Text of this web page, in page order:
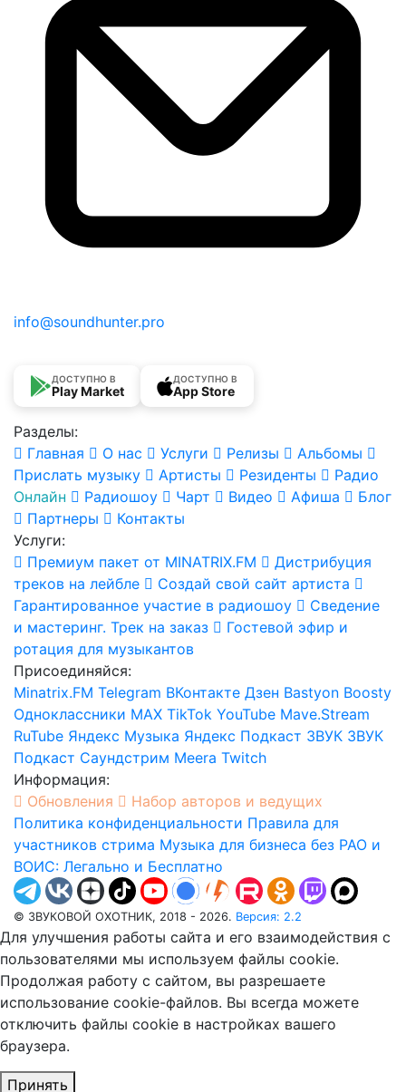
info@soundhunter.pro
ДОСТУПНО В
Play Market
ДОСТУПНО В
App Store
Разделы:
Главная
О нас Услуги Релизы
Альбомы
Прислать музыку
Артисты Резиденты
Радио
Онлайн
Радиошоу Чарт Видео Афиша
Блог
Партнеры
Контакты
Услуги:
Премиум пакет от MINATRIX.FM
Дистрибуция
треков на лейбле
Создай свой сайт артиста
Гарантированное участие в радиошоу
Сведение
и мастеринг. Трек на заказ
Гостевой эфир и
ротация для музыкантов
Присоединяйся:
Minatrix.FM Telegram ВКонтакте Дзен Bastyon Boosty
Одноклассники MAX TikTok YouTube Mave.Stream
RuTube Яндекс Музыка Яндекс Подкаст ЗВУК ЗВУК
Подкаст Саундстрим Meera Twitch
Информация:
Обновления
Набор авторов и ведущих
Политика конфиденциальности Правила для
участников стрима Музыка для бизнеса без РАО и
ВОИС: Легально и Бесплатно
© ЗВУКОВОЙ ОХОТНИК, 2018 - 2026. Версия: 2.2
Для улучшения работы сайта и его взаимодействия с
пользователями мы используем файлы cookie.
Продолжая работу с сайтом, вы разрешаете
использование cookie-файлов. Вы всегда можете
отключить файлы cookie в настройках вашего
браузера.
Принять